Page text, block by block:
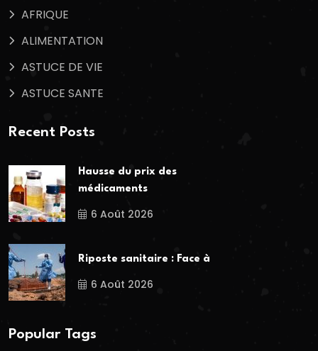
AFRIQUE
ALIMENTATION
ASTUCE DE VIE
ASTUCE SANTE
Recent Posts
Hausse du prix des
médicaments
6 Août 2026
Riposte sanitaire : Face à
6 Août 2026
Popular Tags